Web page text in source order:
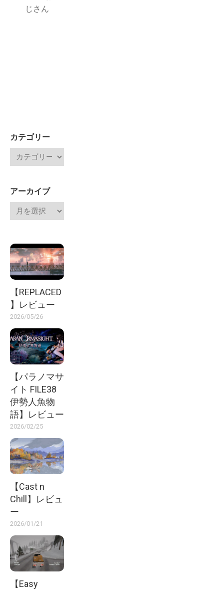
じさん
カテゴリー
アーカイブ
【REPLACED
】レビュー
2026/05/26
【パラノマサ
イト FILE38
伊勢人魚物
語】レビュー
2026/02/25
【Cast n
Chill】レビュ
ー
2026/01/21
【Easy